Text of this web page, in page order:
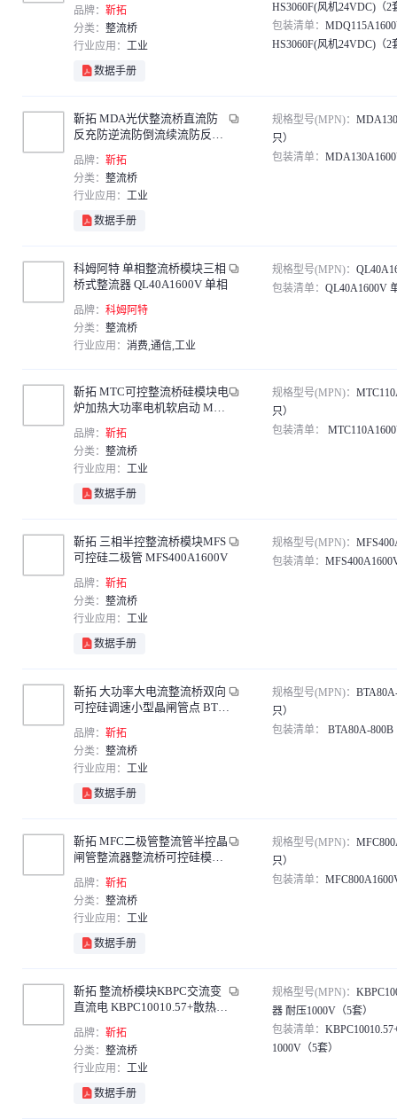
(风机24VDC)（2套）
品牌： 靳拓
分类： 整流桥
行业应用： 工业
数据手册
HS3060F(风机24VDC)（2
包装清单：
HS3060F(风机24VDC)（2
靳拓 MDA光伏整流桥直流防
反充防逆流防倒流续流防反二
品牌： 靳拓
分类： 整流桥
行业应用： 工业
数据手册
规格型号(MPN)：
只）
包装清单：
科姆阿特 单相整流桥模块三相
桥式整流器 QL40A1600V 单相
品牌： 科姆阿特
分类： 整流桥
行业应用： 消费,通信,工业
规格型号(MPN)：
包装清单： QL40A1600V
靳拓 MTC可控整流桥硅模块电
炉加热大功率电机软启动 MTC
品牌： 靳拓
分类： 整流桥
行业应用： 工业
数据手册
规格型号(MPN)：
只）
包装清单：
靳拓 三相半控整流桥模块MFS
可控硅二极管 MFS400A1600V
品牌： 靳拓
分类： 整流桥
行业应用： 工业
数据手册
规格型号(MPN)：
包装清单：
靳拓 大功率大电流整流桥双向
可控硅调速小型晶闸管点 BTA
品牌： 靳拓
分类： 整流桥
行业应用： 工业
数据手册
规格型号(MPN)：
只）
包装清单：
BTA80A-800B
靳拓 MFC二极管整流管半控晶
闸管整流器整流桥可控硅模块
品牌： 靳拓
分类： 整流桥
行业应用： 工业
数据手册
规格型号(MPN)：
只）
包装清单：
靳拓 整流桥模块KBPC交流变
直流电 KBPC10010.57+散热器
品牌： 靳拓
分类： 整流桥
行业应用： 工业
数据手册
规格型号(MPN)：
器 耐压1000V（5套）
包装清单：
1000V（5套）